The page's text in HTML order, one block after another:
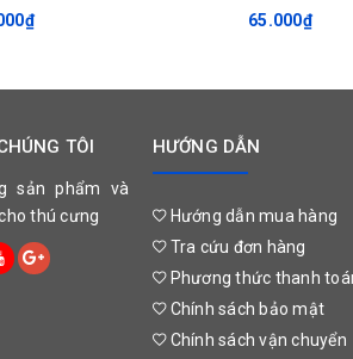
65.000₫
TÔI
sản phẩm và
thú cưng
HƯỚNG DẪN
Hướng dẫn mua hàng
Tra cứu đơn hàng
Phương thức thanh
Chính sách bảo mật
Chính sách vận chuyển